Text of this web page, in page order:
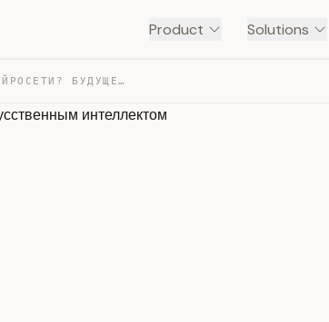
Product Solutions
ЧТО НАМ НЕ ГОВОРЯТ ПРО НЕЙРОСЕТИ? БУДУЩЕЕ ЧЕЛОВЕЧЕСТВА … — TRANSCRIPT
интеллектом